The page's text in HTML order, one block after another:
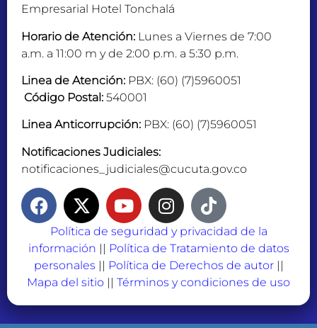
Empresarial Hotel Tonchalá
Horario de Atención: Lunes a Viernes de 7:00
a.m. a 11:00 m y de 2:00 p.m. a 5:30 p.m.
Linea de Atención: PBX: (60) (7)5960051
Código Postal: 540001
Linea Anticorrupción: PBX: (60) (7)5960051
Notificaciones Judiciales:
notificaciones_judiciales@cucuta.gov.co
Política de seguridad y privacidad de la
información
Política de Tratamiento de datos
personales
Política de Derechos de autor||
Mapa del sitio
Términos y condiciones de uso